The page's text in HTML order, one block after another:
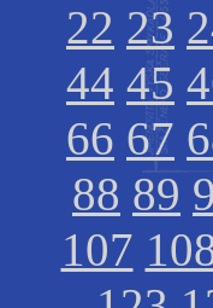
22 23
44 45
66 67
88 89
107